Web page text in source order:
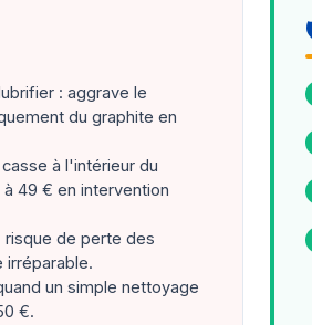
: aggrave le
du graphite en
à l'intérieur du
49 € en intervention
risque de perte des
irréparable.
un simple nettoyage
€.